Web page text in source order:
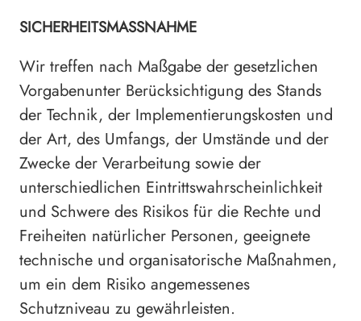
SICHERHEITSMASSNAHME
Wir treffen nach Maßgabe der gesetzlichen
Vorgabenunter Berücksichtigung des Stands
der Technik, der Implementierungskosten und
der Art, des Umfangs, der Umstände und der
Zwecke der Verarbeitung sowie der
unterschiedlichen Eintrittswahrscheinlichkeit
und Schwere des Risikos für die Rechte und
Freiheiten natürlicher Personen, geeignete
technische und organisatorische Maßnahmen,
um ein dem Risiko angemessenes
Schutzniveau zu gewährleisten.